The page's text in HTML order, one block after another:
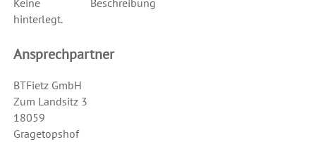
Keine Beschreibung
hinterlegt.
Ansprechpartner
BTFietz GmbH
Zum Landsitz 3
18059
Gragetopshof